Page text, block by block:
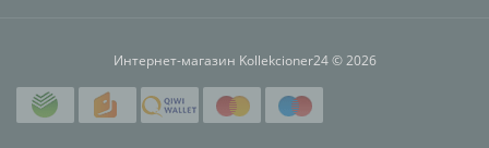
Интернет-магазин Kollekcioner24 © 2026